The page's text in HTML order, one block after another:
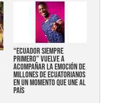
“Ecuador siempre
primero” vuelve a
acompañar la emoción de
millones de ecuatorianos
en un momento que une al
país